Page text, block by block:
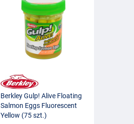
Berkley Gulp! Alive Floating
Salmon Eggs Fluorescent
Yellow (75 szt.)